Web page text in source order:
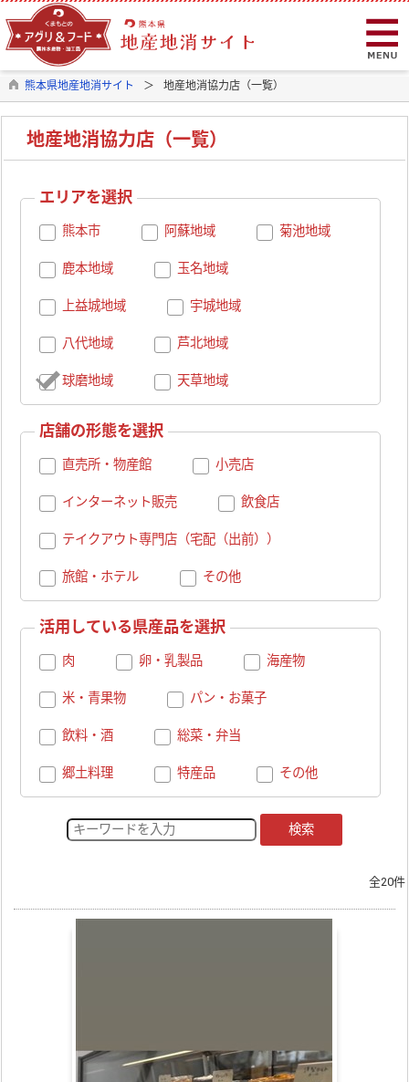
熊本県地産地消サイト 地産地消協力店（一覧）
地産地消協力店（一覧）
エリアを選択
熊本市 阿蘇地域 菊池地域
鹿本地域 玉名地域
上益城地域 宇城地域
八代地域 芦北地域
球磨地域 天草地域
店舗の形態を選択
直売所・物産館 小売店
インターネット販売 飲食店
テイクアウト専門店（宅配（出前））
旅館・ホテル その他
活用している県産品を選択
肉 卵・乳製品 海産物
米・青果物 パン・お菓子
飲料・酒 総菜・弁当
郷土料理 特産品 その他
検索
全20件